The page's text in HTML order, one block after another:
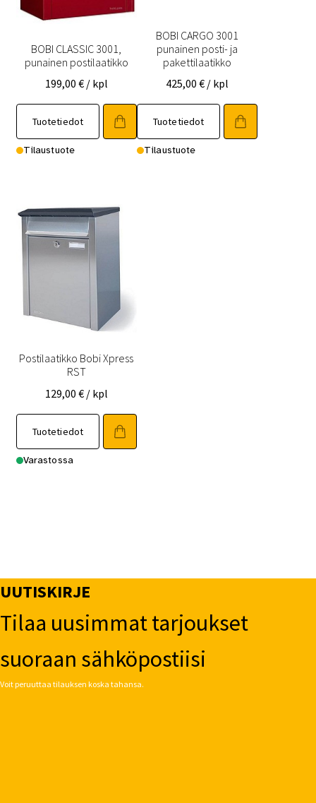
BOBI CLASSIC 3001,
punainen postilaatikko
199,00 € / kpl
Tuotetiedot
Tilaustuote
BOBI CARGO 3001
punainen posti- ja
pakettilaatikko
425,00€ / kpl
Tuotetiedot
Tilaustuote
Postilaatikko Bobi Xpress
RST
129,00 € / kpl
Tuotetiedot
Varastossa
UUTISKIRJE
Tilaa uusimmat tarjoukset
suoraan sähköpostiisi
Voit peruuttaa tilauksen koska tahansa.